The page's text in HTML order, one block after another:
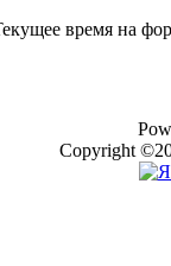
время на
Copyright